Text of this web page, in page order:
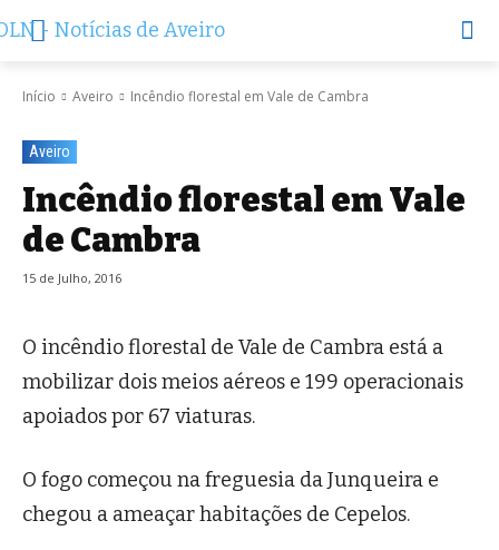
Início Aveiro Incêndio florestal em Vale de Cambra
Aveiro
Incêndio florestal em Vale
de Cambra
15 de Julho, 2016
O incêndio florestal de Vale de Cambra está a
mobilizar dois meios aéreos e 199 operacionais
apoiados por 67 viaturas.
O fogo começou na freguesia da Junqueira e
chegou a ameaçar habitações de Cepelos.